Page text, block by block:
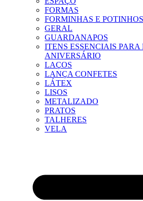
FORMAS
FORMINHAS E POTINHOS
GERAL
GUARDANAPOS
ITENS ESSENCIAIS PARA
ANIVERSÁRIO
LAÇOS
LANÇA CONFETES
LÁTEX
LISOS
METALIZADO
PRATOS
TALHERES
VELA